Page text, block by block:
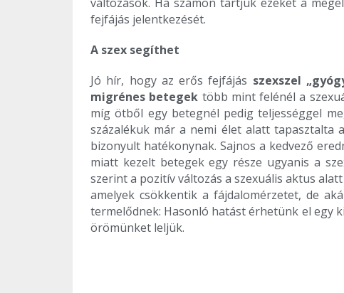
fejfájás jelentkezését.
A szex segíthet
Jó hír, hogy az erős fejfájás szexszel
migrénes betegek több mint felénél a
míg ötből egy betegnél pedig teljességgel
százalékuk már a nemi élet alatt tapasztalta
bizonyult hatékonynak. Sajnos a kedvező
miatt kezelt betegek egy része ugyanis a
szerint a pozitív változás a szexuális aktus
amelyek csökkentik a fájdalomérzetet, de
termelődnek: Hasonló hatást érhetünk el egy
örömünket leljük.